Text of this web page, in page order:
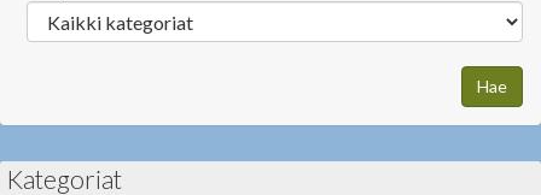
Kategoriat